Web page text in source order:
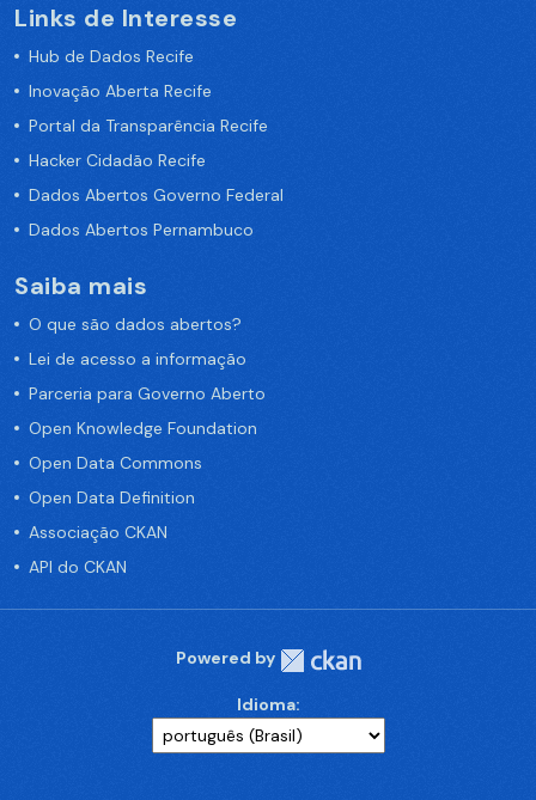
Links de Interesse
Hub de Dados Recife
Inovação Aberta Recife
Portal da Transparência Recife
Hacker Cidadão Recife
Dados Abertos Governo Federal
Dados Abertos Pernambuco
Saiba mais
O que são dados abertos?
Lei de acesso a informação
Parceria para Governo Aberto
Open Knowledge Foundation
Open Data Commons
Open Data Definition
Associação CKAN
API do CKAN
Powered by
Idioma